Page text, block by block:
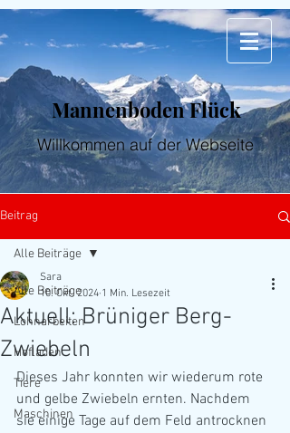
Mannenboden Flück
Willkommen auf der Webseite
Beitrag
Alle Beiträge
Lohnarbeiten
Hofladen
Tiere
Maschinen
Alle Beiträge
Aktuell: Brüniger Berg-
Zwiebeln
Sara
10. Okt. 2024 1 Min. Lesezeit
Dieses Jahr konnten wir wiederum rote
und gelbe Zwiebeln ernten. Nachdem
sie einige Tage auf dem Feld antrocknen